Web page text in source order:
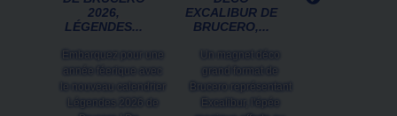
2026,
LÉGENDES...
Embarquez pour une
année féerique avec
le nouveau calendrier
Légendes 2026 de
EXCALIBUR DE
BRUCERO,...
Un magnet déco
grand format de
Brucero représentant
Excalibur, l'épée